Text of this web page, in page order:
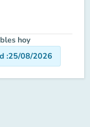
hoy
:25/08/2026